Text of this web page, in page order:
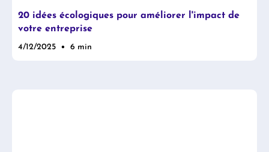
20 idées écologiques pour améliorer l'impact de
votre entreprise
4/12/2025 • 6 min